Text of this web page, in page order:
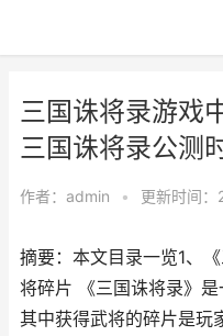
三国诛将录游戏
三国诛将录公测
作者： admin • 更新时间
摘要：本文目录一览1、
将碎片 《三国诛将录》是
其中获得武将的碎片是玩